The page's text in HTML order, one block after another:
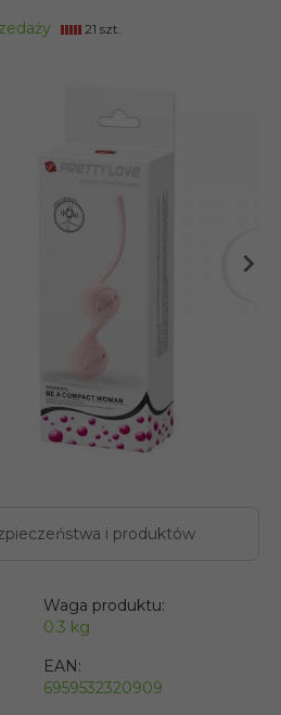
21 szt.
i produktów
Waga produktu:
0.3 kg
EAN:
6959532320909